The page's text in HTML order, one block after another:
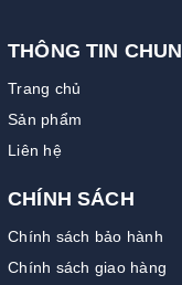
THÔNG TIN
Trang chủ
Sản phẩm
Liên hệ
CHÍNH SÁCH
Chính sách bảo hành
Chính sách giao hàng